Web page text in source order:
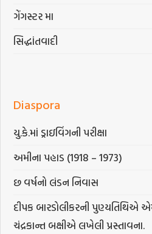
ગેંગસ્ટર મા
સિદ્ધાંતવાદી
Diaspora
યુ.કે.માં ડ્રાઇવિંગની પરીક્ષા
અમીના પહાડ (1918 – 1973)
છ વર્ષનો લંડન નિવાસ
દીપક બારડોલીકરની પુણ્યતિથિએ
ચંદ્રકાન્ત બક્ષીએ લખેલી પ્રસ્તાવના.